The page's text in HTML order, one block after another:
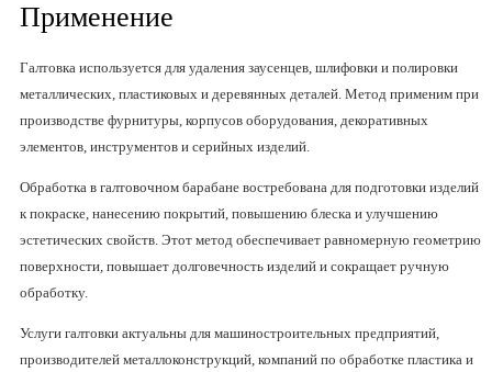
Применение
Галтовка используется для удаления заусенцев, шлифовки и полировки
металлических, пластиковых и деревянных деталей. Метод применим при
производстве фурнитуры, корпусов оборудования, декоративных
элементов, инструментов и серийных изделий.
Обработка в галтовочном барабане востребована для подготовки изделий
к покраске, нанесению покрытий, повышению блеска и улучшению
эстетических свойств. Этот метод обеспечивает равномерную геометрию
поверхности, повышает долговечность изделий и сокращает ручную
обработку.
Услуги галтовки актуальны для машиностроительных предприятий,
производителей металлоконструкций, компаний по обработке пластика и